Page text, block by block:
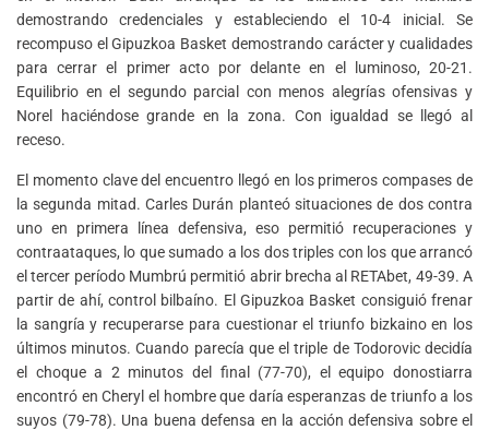
demostrando credenciales y estableciendo el 10-4 inicial. Se
recompuso el Gipuzkoa Basket demostrando carácter y cualidades
para cerrar el primer acto por delante en el luminoso, 20-21.
Equilibrio en el segundo parcial con menos alegrías ofensivas y
Norel haciéndose grande en la zona. Con igualdad se llegó al
receso.
El momento clave del encuentro llegó en los primeros compases de
la segunda mitad. Carles Durán planteó situaciones de dos contra
uno en primera línea defensiva, eso permitió recuperaciones y
contraataques, lo que sumado a los dos triples con los que arrancó
el tercer período Mumbrú permitió abrir brecha al RETAbet, 49-39. A
partir de ahí, control bilbaíno. El Gipuzkoa Basket consiguió frenar
la sangría y recuperarse para cuestionar el triunfo bizkaino en los
últimos minutos. Cuando parecía que el triple de Todorovic decidía
el choque a 2 minutos del final (77-70), el equipo donostiarra
encontró en Cheryl el hombre que daría esperanzas de triunfo a los
suyos (79-78). Una buena defensa en la acción defensiva sobre el